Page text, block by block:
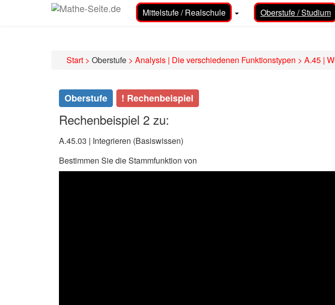
Mittelstufe / Realschule Oberstufe / Studium
Start > Oberstufe > Analysis | Die verschiedenen Funktionstypen > A.45 |
Oberstufe ! Rechenbeispiel
Rechenbeispiel 2 zu:
A.45.03 | Integrieren (Basiswissen)
Bestimmen Sie die Stammfunktion von